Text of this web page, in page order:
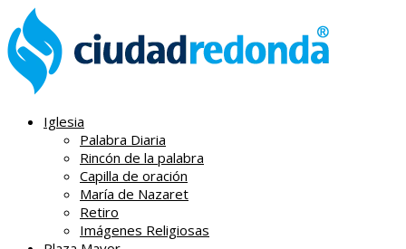
Iglesia
Palabra Diaria
Rincón de la palabra
Capilla de oración
María de Nazaret
Retiro
Imágenes Religiosas